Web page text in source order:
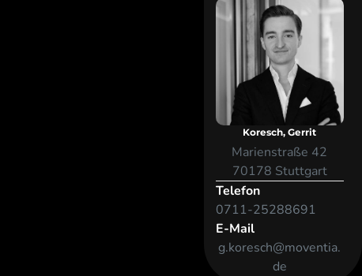
Koresch, Gerrit
Marienstraße 42
70178 Stuttgart
Telefon
0711-25288691
E-Mail
g.koresch@moventia.
de